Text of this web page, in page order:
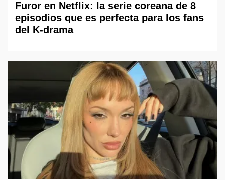
Furor en Netflix: la serie coreana de 8
episodios que es perfecta para los fans
del K-drama